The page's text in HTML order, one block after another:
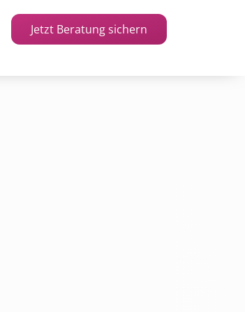
Jetzt Beratung sichern